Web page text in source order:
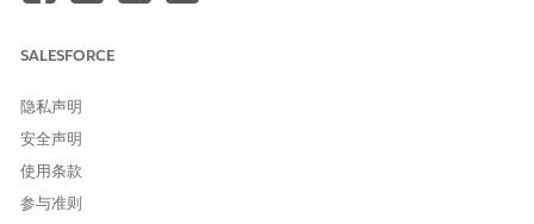
对于失败的事件，该选项卡会提供错误消息和日志详细信息，以帮
助您识别和修复问题，例如提交或部署失败。
SALESFORCE
隐私声明
安全声明
使用条款
参与准则